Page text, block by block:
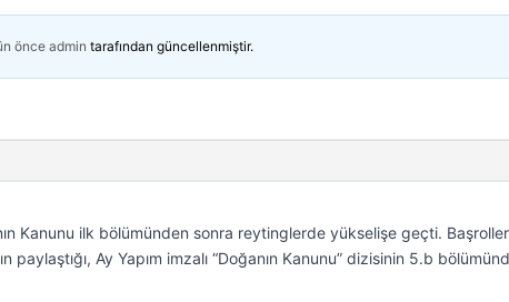
önce admin tarafından güncellenmiştir.
Kanunu ilk bölümünden sonra reytinglerde yükselişe geçti.
paylaştığı, Ay Yapım imzalı “Doğanın Kanunu” dizisinin 5.b